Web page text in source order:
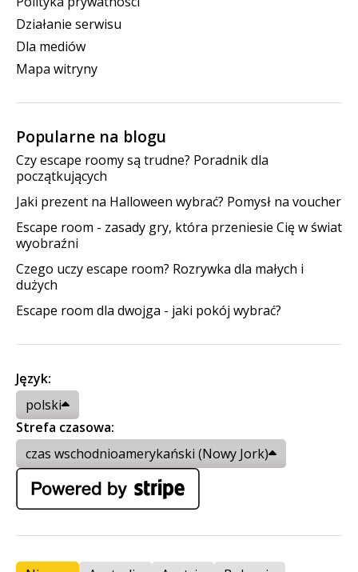
Działanie serwisu
Dla mediów
Mapa witryny
Popularne na blogu
Czy escape roomy są trudne? Poradnik dla
początkujących
Jaki prezent na Halloween wybrać? Pomysł na voucher
Escape room - zasady gry, która przeniesie Cię w świat
wyobraźni
Czego uczy escape room? Rozrywka dla małych i
dużych
Escape room dla dwojga - jaki pokój wybrać?
Język:
polski
Strefa czasowa:
czas wschodnioamerykański (Nowy Jork)